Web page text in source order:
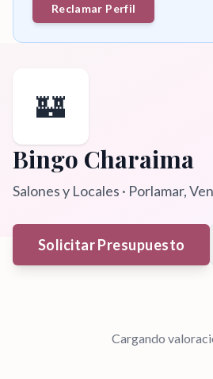
Reclamar Perfil
🏰
Bingo Charaima
Salones y Locales · Porlamar,
Solicitar Presupuesto
Cargando